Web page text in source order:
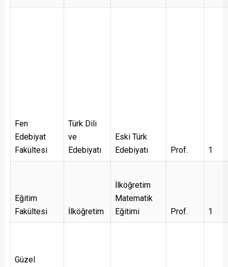
Fen
Edebiyat
Fakültesi
Türk Dili
ve
Edebiyatı
Eski Türk
Edebiyatı
Prof. 1
Eğitim
Fakültesi
İlköğretim
İlköğretim
Matematik
Eğitimi
Prof. 1
Güzel